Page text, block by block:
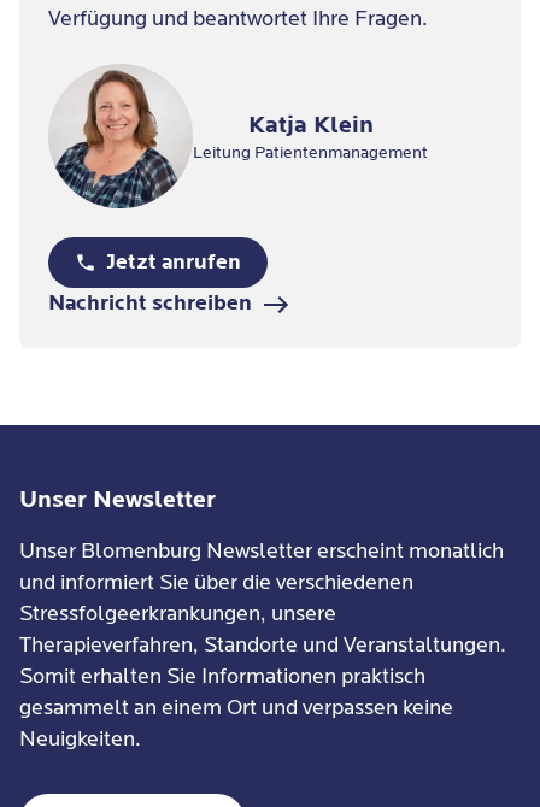
Verfügung und beantwortet Ihre Fragen.
Katja Klein
Leitung Patientenmanagement
Jetzt anrufen
Nachricht schreiben
Unser Newsletter
Unser Blomenburg Newsletter erscheint monatlich
und informiert Sie über die verschiedenen
Stressfolgeerkrankungen, unsere
Therapieverfahren, Standorte und Veranstaltungen.
Somit erhalten Sie Informationen praktisch
gesammelt an einem Ort und verpassen keine
Neuigkeiten.